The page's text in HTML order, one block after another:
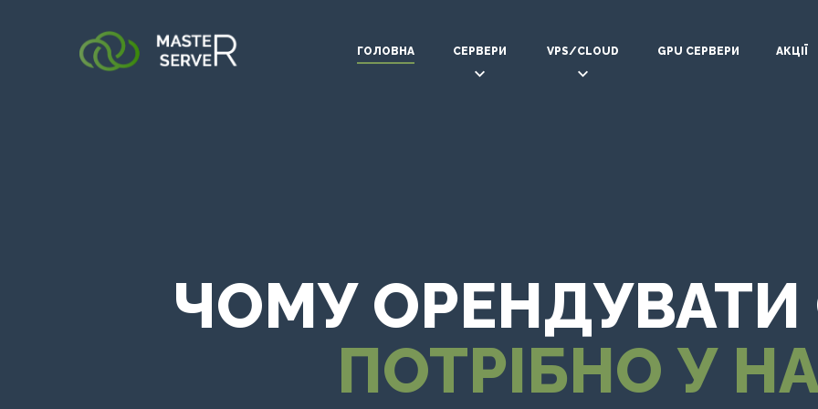
ГОЛОВНА СЕРВЕРИ VPS/CLOUD GPU СЕРВЕРИ АКЦІЇ
ЧОМУ ОРЕНДУВАТИ
ПОТРІБНО У